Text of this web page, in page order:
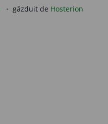
găzduit de Hosterion